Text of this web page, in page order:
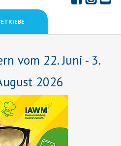
vom 22. Juni - 3.
2026